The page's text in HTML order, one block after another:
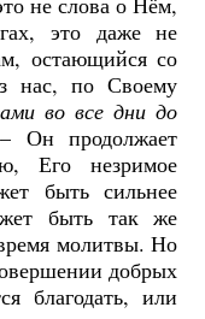
это даже не
остающийся со
нас, по Своему
во все дни до
Он продолжает
Его незримое
быть сильнее
быть так же
молитвы. Но
добрых
благодать, или